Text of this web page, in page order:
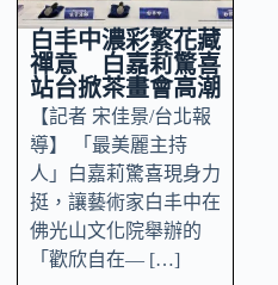
白丰中濃彩繁花藏
禪意 白嘉莉驚喜
站台掀茶畫會高潮
【記者 宋佳景/台北報
導】 「最美麗主持
人」白嘉莉驚喜現身力
挺，讓藝術家白丰中在
佛光山文化院舉辦的
「歡欣自在— […]